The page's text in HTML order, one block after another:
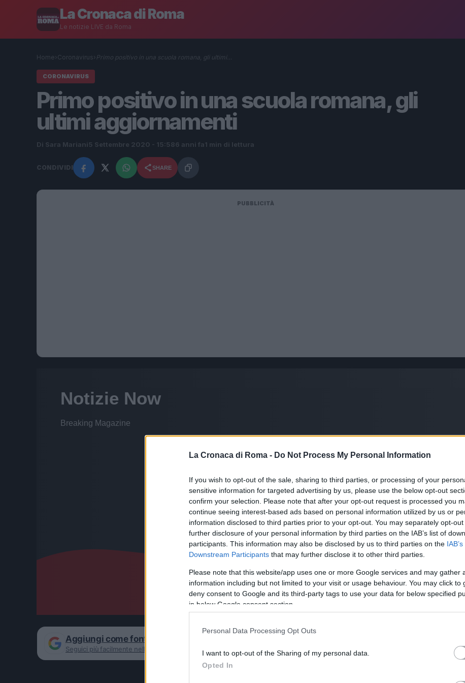
La Cronaca di Roma - Do Not Process My Personal Information
If you wish to opt-out of the sale, sharing to third parties, or processing of your
sensitive information for targeted advertising by us, please use the below opt-out
confirm your selection. Please note that after your opt-out request is processed you
continue seeing interest-based ads based on personal information utilized by us or
information disclosed to third parties prior to your opt-out. You may separately opt-
further disclosure of your personal information by third parties on the IAB’s list of
participants. This information may also be disclosed by us to third parties on the
Downstream Participants that may further disclose it to other third parties.
Please note that this website/app uses one or more Google services and may gather
information including but not limited to your visit or usage behaviour. You may click to
deny consent to Google and its third-party tags to use your data for below specified
in below Google consent section.
Personal Data Processing Opt Outs
I want to opt-out of the Sharing of my personal data.
Opted In
La Cronaca di Roma
Le notizie LIVE da Roma
Home› Coronavirus› Primo positivo in una scuola romana, gli ultimi…
CORONAVIRUS
Primo positivo in una scuola romana, gli
ultimi aggiornamenti
Di Sara Mariani5 Settembre 2020 - 15:586 anni fa 1 min di lettura
CONDIVIDI SHARE
PUBBLICITÀ
Aggiungi come fonte preferita su Google
Seguici più facilmente nelle notizie consigliate